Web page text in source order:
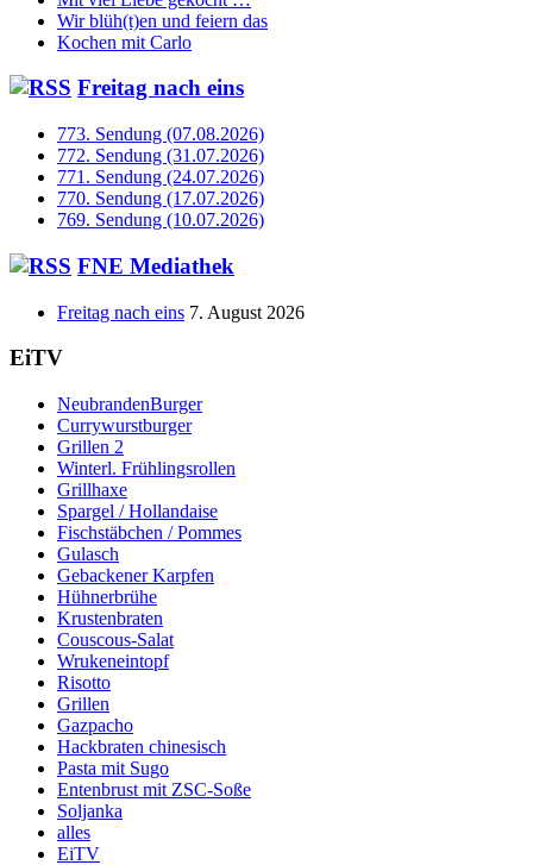
Wir blüh(t)en und feiern das
Kochen mit Carlo
Freitag nach eins
773. Sendung (07.08.2026)
772. Sendung (31.07.2026)
771. Sendung (24.07.2026)
770. Sendung (17.07.2026)
769. Sendung (10.07.2026)
FNE Mediathek
Freitag nach eins 7. August 2026
EiTV
NeubrandenBurger
Currywurstburger
Grillen 2
Winterl. Frühlingsrollen
Grillhaxe
Spargel / Hollandaise
Fischstäbchen / Pommes
Gulasch
Gebackener Karpfen
Hühnerbrühe
Krustenbraten
Couscous-Salat
Wrukeneintopf
Risotto
Grillen
Gazpacho
Hackbraten chinesisch
Pasta mit Sugo
Entenbrust mit ZSC-Soße
Soljanka
alles
EiTV